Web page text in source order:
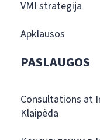
VMI strategija
Apklausos
PASLAUGOS
Consultations at
Klaipėda